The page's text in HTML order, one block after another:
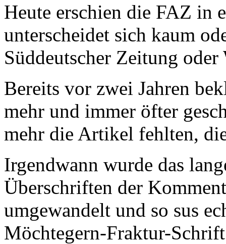
Heute erschien die FAZ in
unterscheidet sich kaum
Süddeutscher Zeitung oder
Bereits vor zwei Jahren
mehr und immer öfter
mehr die Artikel fehlten,
Irgendwann wurde das
Überschriften der
umgewandelt und so sus
Möchtegern-Fraktur-